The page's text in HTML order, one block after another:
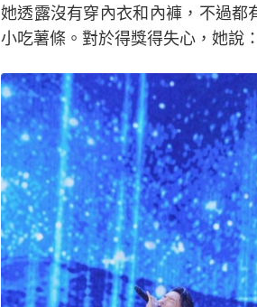
她透露沒有穿內衣和內褲，不過
小吃薯條。對於得獎得失心，她說